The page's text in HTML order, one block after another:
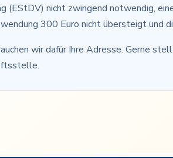
(EStDV) nicht zwingend notwendig,
300 Euro nicht übersteigt und
wir dafür Ihre Adresse. Gerne